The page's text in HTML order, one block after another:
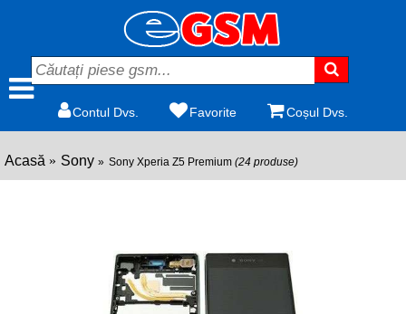
Contul Dvs. Favorite Coșul Dvs.
Acasă Sony Sony Xperia Z5 Premium (24 produse)